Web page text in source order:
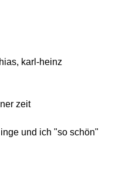
karl-heinz
zeit
und ich "so schön"